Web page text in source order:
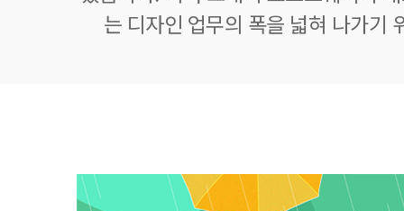
는 디자인 업무의 폭을 넓혀 나가기